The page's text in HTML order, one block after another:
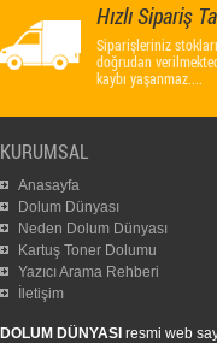
Hızlı Sipariş
Siparişleriniz
doğrudan
kaybı yaşanmaz....
KURUMSAL
Anasayfa
Dolum Dünyası
Neden Dolum Dünyası
Kartuş Toner Dolumu
Yazıcı Arama Rehberi
İletişim
DOLUM DÜNYASI resmi web